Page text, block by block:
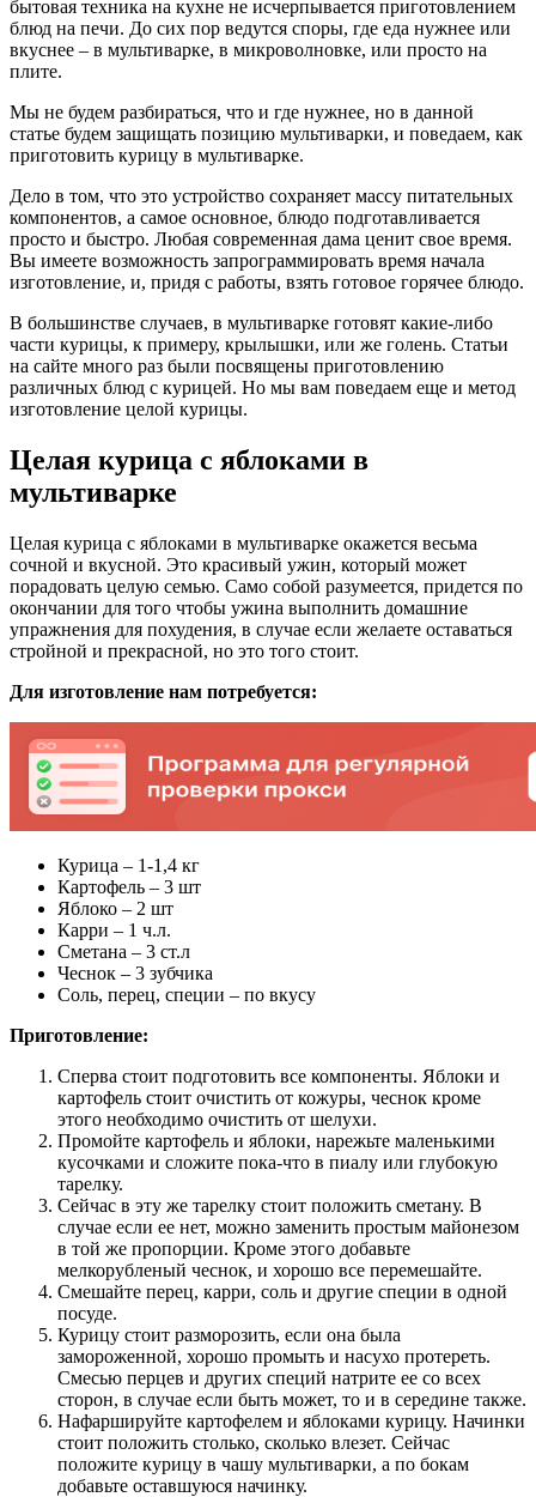
бытовая техника на кухне не исчерпывается приготовлением
блюд на печи. До сих пор ведутся споры, где еда нужнее или
вкуснее – в мультиварке, в микроволновке, или просто на
плите.
Мы не будем разбираться, что и где нужнее, но в данной
статье будем защищать позицию мультиварки, и поведаем, как
приготовить курицу в мультиварке.
Дело в том, что это устройство сохраняет массу питательных
компонентов, а самое основное, блюдо подготавливается
просто и быстро. Любая современная дама ценит свое время.
Вы имеете возможность запрограммировать время начала
изготовление, и, придя с работы, взять готовое горячее блюдо.
В большинстве случаев, в мультиварке готовят какие-либо
части курицы, к примеру, крылышки, или же голень. Статьи
на сайте много раз были посвящены приготовлению
различных блюд с курицей. Но мы вам поведаем еще и метод
изготовление целой курицы.
Целая курица с яблоками в
мультиварке
Целая курица с яблоками в мультиварке окажется весьма
сочной и вкусной. Это красивый ужин, который может
порадовать целую семью. Само собой разумеется, придется по
окончании для того чтобы ужина выполнить домашние
упражнения для похудения, в случае если желаете оставаться
стройной и прекрасной, но это того стоит.
Для изготовление нам потребуется:
Курица – 1-1,4 кг
Картофель – 3 шт
Яблоко – 2 шт
Карри – 1 ч.л.
Сметана – 3 ст.л
Чеснок – 3 зубчика
Соль, перец, специи – по вкусу
Приготовление:
Сперва стоит подготовить все компоненты. Яблоки и
картофель стоит очистить от кожуры, чеснок кроме
этого необходимо очистить от шелухи.
Промойте картофель и яблоки, нарежьте маленькими
кусочками и сложите пока-что в пиалу или глубокую
тарелку.
Сейчас в эту же тарелку стоит положить сметану. В
случае если ее нет, можно заменить простым майонезом
в той же пропорции. Кроме этого добавьте
мелкорубленый чеснок, и хорошо все перемешайте.
Смешайте перец, карри, соль и другие специи в одной
посуде.
Курицу стоит разморозить, если она была
замороженной, хорошо промыть и насухо протереть.
Смесью перцев и других специй натрите ее со всех
сторон, в случае если быть может, то и в середине также.
Нафаршируйте картофелем и яблоками курицу. Начинки
стоит положить столько, сколько влезет. Сейчас
положите курицу в чашу мультиварки, а по бокам
добавьте оставшуюся начинку.